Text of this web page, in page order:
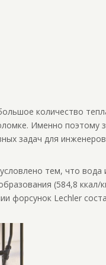
количество
Именно поэтому
задач для
тем, что вода
(584,8 ккал/
форсунок Lechler